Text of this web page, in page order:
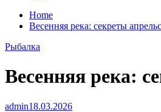
Home
Весенняя река: секреты
Рыбалка
Весенняя река:
admin18.03.2026